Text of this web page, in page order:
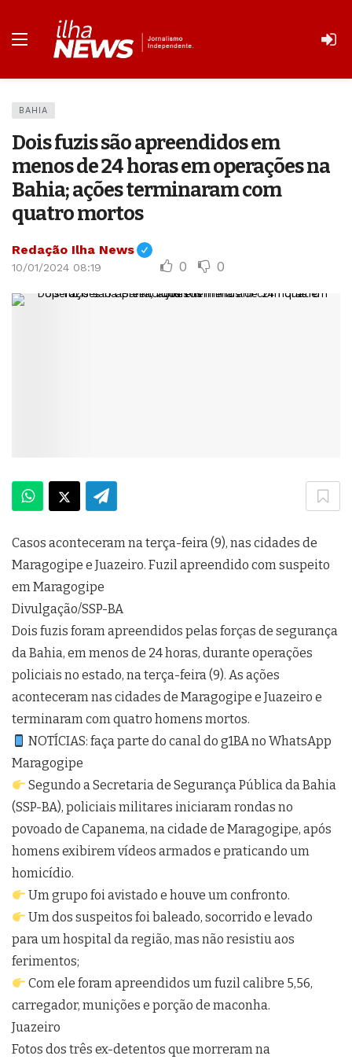
BAHIA
Dois fuzis são apreendidos em
menos de 24 horas em operações na
Bahia; ações terminaram com
quatro mortos
Redação Ilha News
10/01/2024 08:19 0 0
Casos aconteceram na terça-feira (9), nas cidades de
Maragogipe e Juazeiro. Fuzil apreendido com suspeito
em Maragogipe
Divulgação/SSP-BA
Dois fuzis foram apreendidos pelas forças de segurança
da Bahia, em menos de 24 horas, durante operações
policiais no estado, na terça-feira (9). As ações
aconteceram nas cidades de Maragogipe e Juazeiro e
terminaram com quatro homens mortos.
NOTÍCIAS: faça parte do canal do g1BA no WhatsApp
Maragogipe
Segundo a Secretaria de Segurança Pública da Bahia
(SSP-BA), policiais militares iniciaram rondas no
povoado de Capanema, na cidade de Maragogipe, após
homens exibirem vídeos armados e praticando um
homicídio.
Um grupo foi avistado e houve um confronto.
Um dos suspeitos foi baleado, socorrido e levado
para um hospital da região, mas não resistiu aos
ferimentos;
Com ele foram apreendidos um fuzil calibre 5,56,
carregador, munições e porção de maconha.
Juazeiro
Fotos dos três ex-detentos que morreram na